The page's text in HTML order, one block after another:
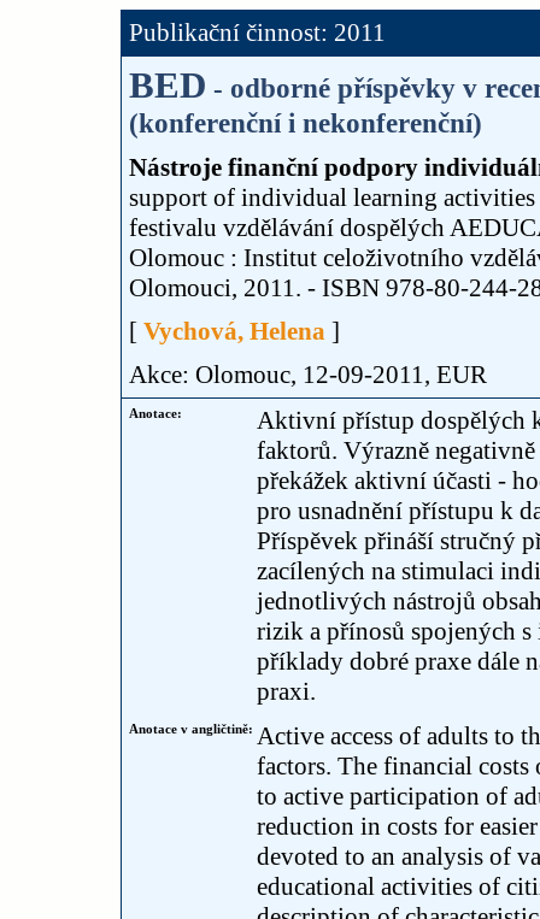
Publikační činnost: 2011
BED - odborné příspěvky v
(konferenční i nekonferenční)
Nástroje finanční podpory
support of individual learning
festivalu vzdělávání dospělých
Olomouc : Institut celoživotního
Olomouci, 2011. - ISBN 978-80-244-
[ Vychová, Helena ]
Akce: Olomouc, 12-09-2011, EUR
Anotace:
Aktivní přístup dospělých
faktorů. Výrazně
překážek aktivní účasti -
pro usnadnění přístupu k
Příspěvek přináší stručný
zacílených na stimulaci
jednotlivých nástrojů
rizik a přínosů spojených
příklady dobré praxe dále
praxi.
Anotace v angličtině: Active access of adults to
factors. The financial
to active participation of
reduction in costs for
devoted to an analysis of
educational activities of